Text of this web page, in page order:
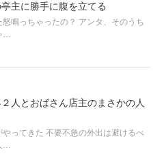
主に勝手に腹を立てる
怒鳴っちゃったの？ アンタ、そのうち
…
人とおばさん店主のまさかの人
やってきた 不要不急の外出は避けるべ
…